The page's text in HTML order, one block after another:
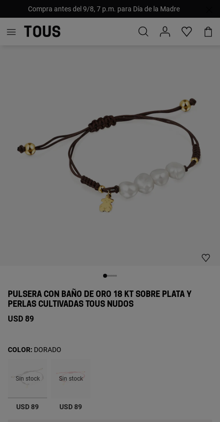
Compra antes del 9/8, 7 p.m. para Día de la Madre
PULSERA CON BAÑO DE ORO 18 KT SOBRE PLATA Y
PERLAS CULTIVADAS TOUS NUDOS
USD 89
Sin stock
seleccionado
USD 89
Sin stock
USD 89
COLOR: DORADO